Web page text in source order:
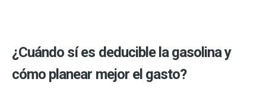
¿Cuándo sí es deducible la gasolina y
cómo planear mejor el gasto?